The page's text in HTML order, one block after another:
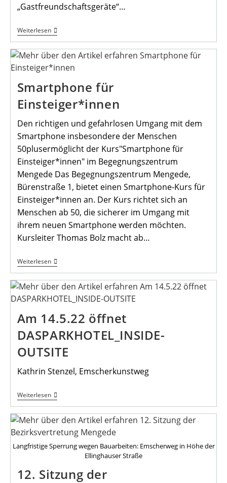
„Gastfreundschaftsgeräte“…
WeiterlesenInside-
Outsite
Und
Das
Röhrenhotel
Von
Strauss
Feierlich
Eingeweiht
Smartphone für
Einsteiger*innen
Den richtigen und gefahrlosen Umgang mit dem
Smartphone insbesondere der Menschen
50plusermöglicht der Kurs"Smartphone für
Einsteiger*innen" im Begegnungszentrum
Mengede Das Begegnungszentrum Mengede,
Bürenstraße 1, bietet einen Smartphone-Kurs für
Einsteiger*innen an. Der Kurs richtet sich an
Menschen ab 50, die sicherer im Umgang mit
ihrem neuen Smartphone werden möchten.
Kursleiter Thomas Bolz macht ab…
WeiterlesenSmartphone
Für
Einsteiger*innen
Am 14.5.22 öffnet
DASPARKHOTEL_INSIDE-
OUTSITE
Kathrin Stenzel, Emscherkunstweg
WeiterlesenAm
14.5.22
Öffnet
DASPARKHOTEL_INSIDE-
OUTSITE
Langfristige Sperrung wegen Bauarbeiten: Emscherweg in Höhe der
Ellinghauser Straße
12. Sitzung der